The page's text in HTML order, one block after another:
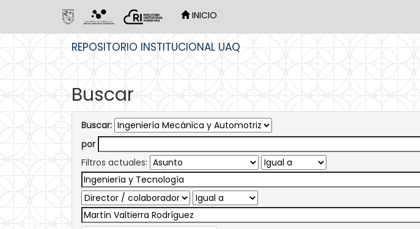
INICIO
REPOSITORIO INSTITUCIONAL UAQ
Buscar
Buscar:
por
Filtros actuales: